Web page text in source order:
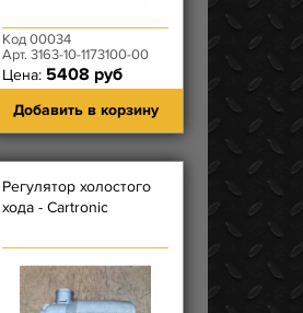
Код 00034
Арт. 3163-10-1173100-00
Цена: 5408 руб
Добавить в корзину
Регулятор холостого
хода - Cartronic